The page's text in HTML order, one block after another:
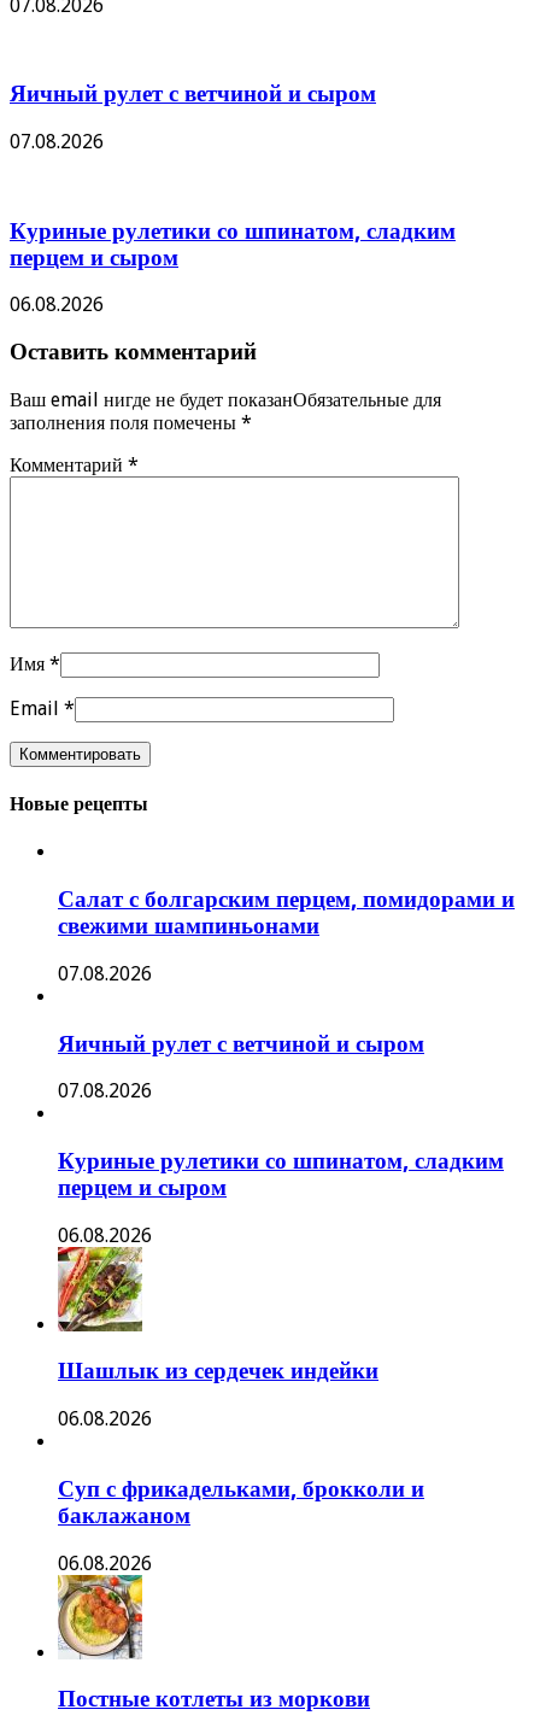
07.08.2026
Яичный рулет с ветчиной и сыром
07.08.2026
Куриные рулетики со шпинатом, сладким
перцем и сыром
06.08.2026
Оставить комментарий
Ваш email нигде не будет показанОбязательные для
заполнения поля помечены *
Комментарий *
Имя *
Email *
Новые рецепты
Салат с болгарским перцем, помидорами и
свежими шампиньонами
07.08.2026
Яичный рулет с ветчиной и сыром
07.08.2026
Куриные рулетики со шпинатом, сладким
перцем и сыром
06.08.2026
Шашлык из сердечек индейки
06.08.2026
Суп с фрикадельками, брокколи и
баклажаном
06.08.2026
Постные котлеты из моркови